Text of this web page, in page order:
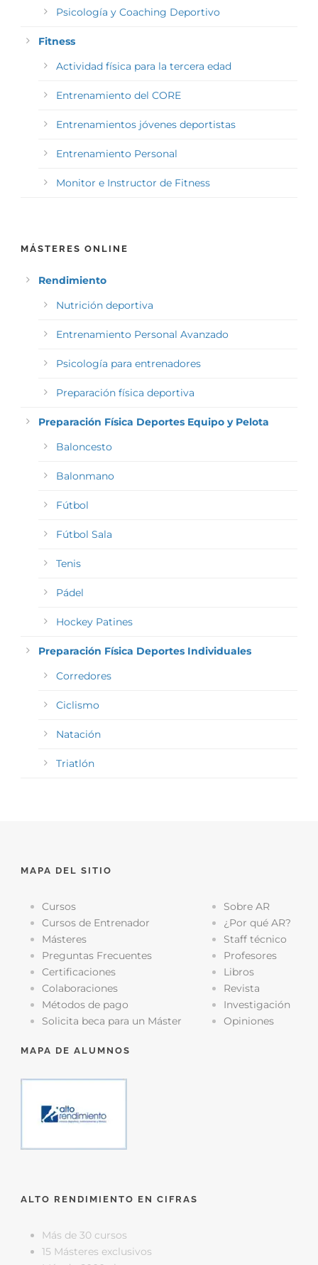
Psicología y Coaching Deportivo
Fitness
Actividad física para la tercera edad
Entrenamiento del CORE
Entrenamientos jóvenes deportistas
Entrenamiento Personal
Monitor e Instructor de Fitness
MÁSTERES ONLINE
Rendimiento
Nutrición deportiva
Entrenamiento Personal Avanzado
Psicología para entrenadores
Preparación física deportiva
Preparación Física Deportes Equipo y Pelota
Baloncesto
Balonmano
Fútbol
Fútbol Sala
Tenis
Pádel
Hockey Patines
Preparación Física Deportes Individuales
Corredores
Ciclismo
Natación
Triatlón
MAPA DEL SITIO
Cursos
Cursos de Entrenador
Másteres
Preguntas Frecuentes
Certificaciones
Colaboraciones
Métodos de pago
Solicita beca para un Máster
Sobre AR
¿Por qué AR?
Staff técnico
Profesores
Libros
Revista
Investigación
Opiniones
MAPA DE ALUMNOS
ALTO RENDIMIENTO EN CIFRAS
Más de 30 cursos
15 Másteres exclusivos